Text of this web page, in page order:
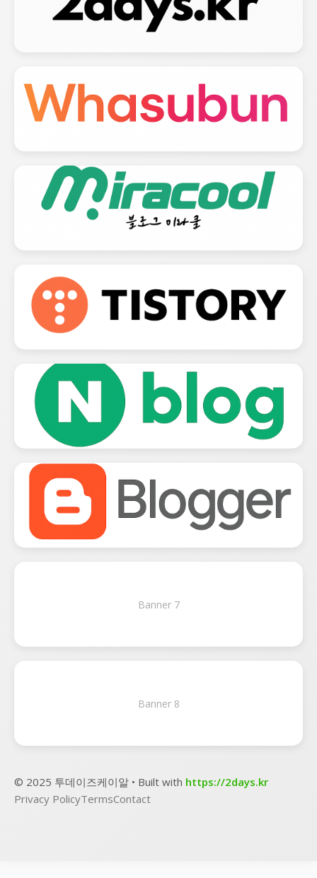
Banner 7
Banner 8
© 2025 투데이즈케이알 • Built with https://2days.kr
Privacy PolicyTermsContact